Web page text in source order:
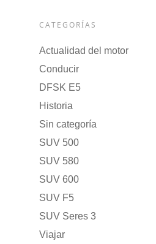
CATEGORÍAS
Actualidad del motor
Conducir
DFSK E5
Historia
Sin categoría
SUV 500
SUV 580
SUV 600
SUV F5
SUV Seres 3
Viajar